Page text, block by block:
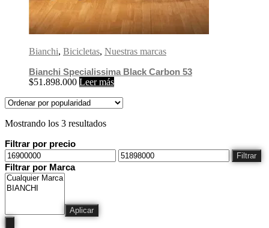
Bianchi, Bicicletas, Nuestras marcas
Bianchi Specialissima Black Carbon 53
$51.898.000 Leer más
Mostrando los 3 resultados
Filtrar por precio
Filtrar
Filtrar por Marca
Aplicar